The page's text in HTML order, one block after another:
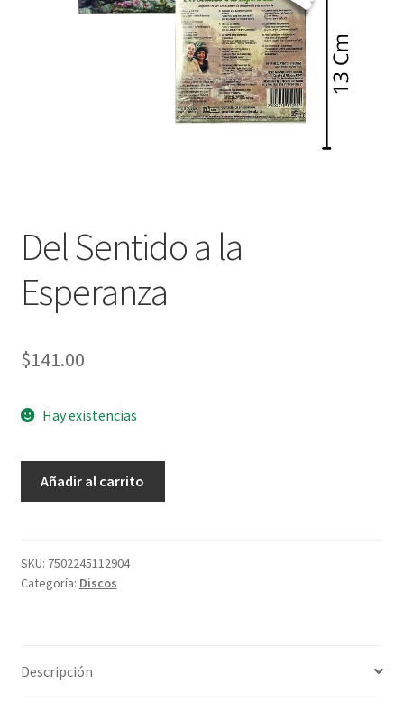
Del Sentido a la
Esperanza
$141.00
Hay existencias
Esperanza
cantidad
Añadir al carrito
SKU: 7502245112904
Categoría: Discos
Descripción